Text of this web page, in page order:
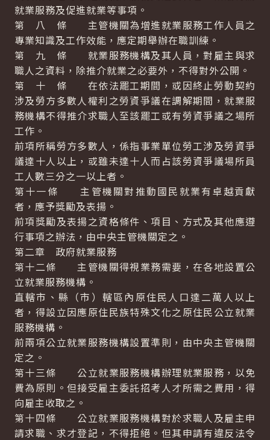
就業服務及促進就業等事項。
第 八 條 主管機關為增進就業服務工作人員之
專業知識及工作效能，應定期舉辦在職訓練。
第 九 條 就業服務機構及其人員，對雇主與求
職人之資料，除推介就業之必要外，不得對外公開。
第 十 條 在依法罷工期間，或因終止勞動契約
涉及勞方多數人權利之勞資爭議在調解期間，就業服
務機構不得推介求職人至該罷工或有勞資爭議之場所
工作。
前項所稱勞方多數人，係指事業單位勞工涉及勞資爭
議達十人以上，或雖未達十人而占該勞資爭議場所員
工人數三分之一以上者。
第十一條 主管機關對推動國民就業有卓越貢獻
者，應予獎勵及表揚。
前項獎勵及表揚之資格條件、項目、方式及其他應遵
行事項之辦法，由中央主管機關定之。
第二章 政府就業服務
第十二條 主管機關得視業務需要，在各地設置公
立就業服務機構。
直轄市、縣（市）轄區內原住民人口達二萬人以上
者，得設立因應原住民族特殊文化之原住民公立就業
服務機構。
前兩項公立就業服務機構設置準則，由中央主管機關
定之。
第十三條 公立就業服務機構辦理就業服務，以免
費為原則。但接受雇主委託招考人才所需之費用，得
向雇主收取之。
第十四條 公立就業服務機構對於求職人及雇主申
請求職、求才登記，不得拒絕。但其申請有違反法令